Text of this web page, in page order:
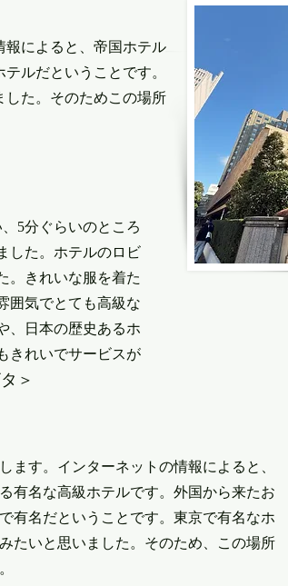
5分ぐらいのところ
した。ホテルのロビ
。きれいな服を着た
囲気でとても高級な
、日本の歴史あるホ
きれいでサービスが
＞
ます。インターネットの情報によると、
有名な高級ホテルです。外国から来たお
有名だということです。東京で有名なホ
たいと思いました。そのため、この場所
によると、帝国ホテル
ルだということです。
した。そのためこの場所